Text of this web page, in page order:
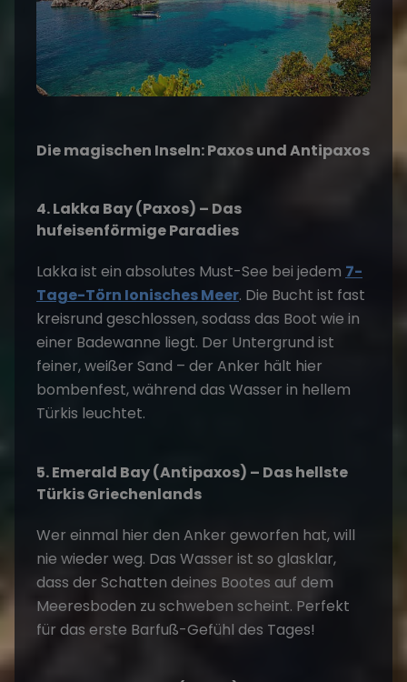
Die magischen Inseln: Paxos und Antipaxos
4. Lakka Bay (Paxos) – Das
hufeisenförmige Paradies
Lakka ist ein absolutes Must-See bei jedem 7-
Tage-Törn Ionisches Meer. Die Bucht ist fast
kreisrund geschlossen, sodass das Boot wie in
einer Badewanne liegt. Der Untergrund ist
feiner, weißer Sand – der Anker hält hier
bombenfest, während das Wasser in hellem
Türkis leuchtet.
5. Emerald Bay (Antipaxos) – Das hellste
Türkis Griechenlands
Wer einmal hier den Anker geworfen hat, will
nie wieder weg. Das Wasser ist so glasklar,
dass der Schatten deines Bootes auf dem
Meeresboden zu schweben scheint. Perfekt
für das erste Barfuß-Gefühl des Tages!